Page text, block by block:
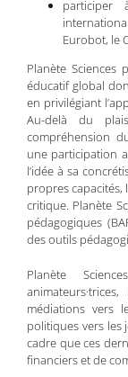
participer
Eurobot, le
Planète
éducatif global
en privilégiant
Au-delà du
compréhension
une participation
l’idée à sa
propres capacités,
critique. Planète
pédagogiques
des outils
Planète
médiations vers
politiques vers les
cadre que ces
financiers et de